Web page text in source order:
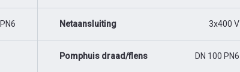
Netaansluiting 3x400 V
Pomphuis draad/flens DN 100 PN6